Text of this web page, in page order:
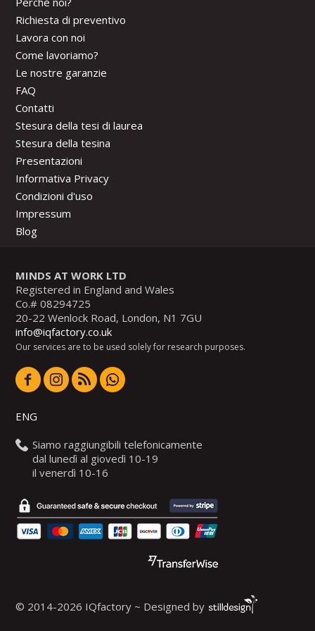
Richiesta di preventivo
Lavora con noi
Come lavoriamo?
Le nostre garanzie
FAQ
Contatti
Stesura della tesi di laurea
Stesura della tesina
Presentazioni
Informativa Privacy
Condizioni d'uso
Impressum
Blog
MINDS AT WORK LTD
Registered in England and Wales
Co.# 08294725
20-22 Wenlock Road, London, N1 7GU
info@iqfactory.co.uk
Our services are to be used solely for research purposes.
ENG
Siamo raggiungibili telefonicamente
dal lunedì al giovedì 10-19
il venerdì 10-16
© 2014-2026 IQfactory ~ Designed by